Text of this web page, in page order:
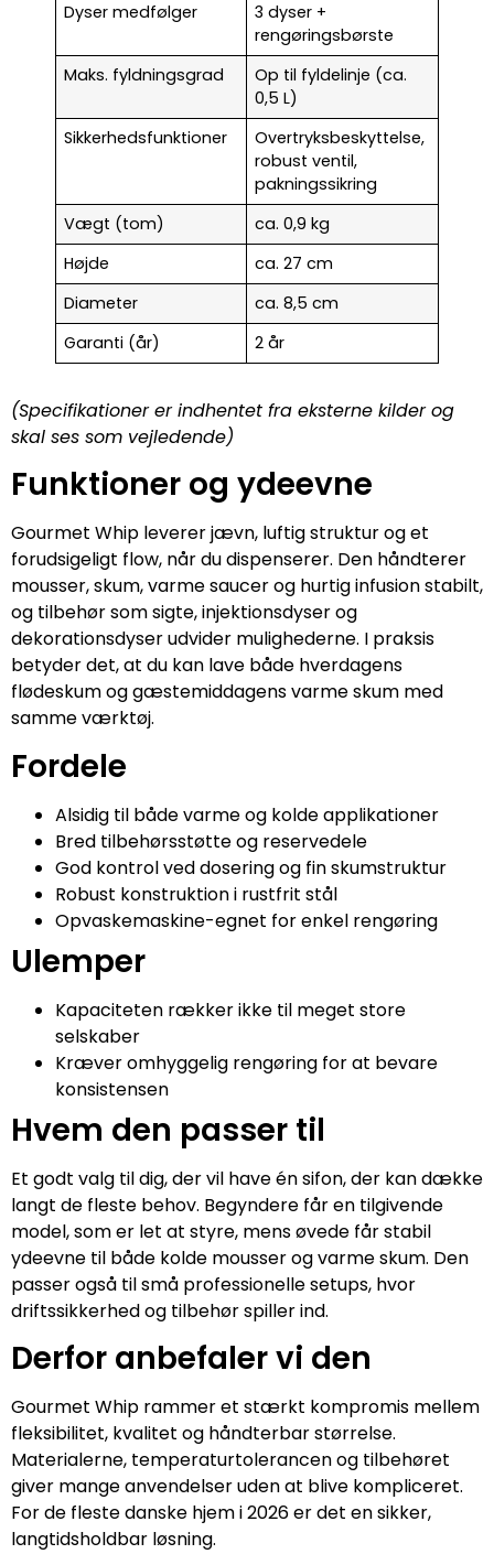
Dyser medfølger
3 dyser +
rengøringsbørste
Maks. fyldningsgrad
Op til fyldelinje (ca.
0,5 L)
Sikkerhedsfunktioner
Overtryksbeskyttelse,
robust ventil,
pakningssikring
Vægt (tom)
ca. 0,9 kg
Højde
ca. 27 cm
Diameter
ca. 8,5 cm
Garanti (år)
2 år
(Specifikationer er indhentet fra eksterne kilder og
skal ses som vejledende)
Funktioner og ydeevne
Gourmet Whip leverer jævn, luftig struktur og et
forudsigeligt flow, når du dispenserer. Den håndterer
mousser, skum, varme saucer og hurtig infusion stabilt,
og tilbehør som sigte, injektionsdyser og
dekorationsdyser udvider mulighederne. I praksis
betyder det, at du kan lave både hverdagens
flødeskum og gæstemiddagens varme skum med
samme værktøj.
Fordele
Alsidig til både varme og kolde applikationer
Bred tilbehørsstøtte og reservedele
God kontrol ved dosering og fin skumstruktur
Robust konstruktion i rustfrit stål
Opvaskemaskine-egnet for enkel rengøring
Ulemper
Kapaciteten rækker ikke til meget store
selskaber
Kræver omhyggelig rengøring for at bevare
konsistensen
Hvem den passer til
Et godt valg til dig, der vil have én sifon, der kan dække
langt de fleste behov. Begyndere får en tilgivende
model, som er let at styre, mens øvede får stabil
ydeevne til både kolde mousser og varme skum. Den
passer også til små professionelle setups, hvor
driftssikkerhed og tilbehør spiller ind.
Derfor anbefaler vi den
Gourmet Whip rammer et stærkt kompromis mellem
fleksibilitet, kvalitet og håndterbar størrelse.
Materialerne, temperaturtolerancen og tilbehøret
giver mange anvendelser uden at blive kompliceret.
For de fleste danske hjem i 2026 er det en sikker,
langtidsholdbar løsning.